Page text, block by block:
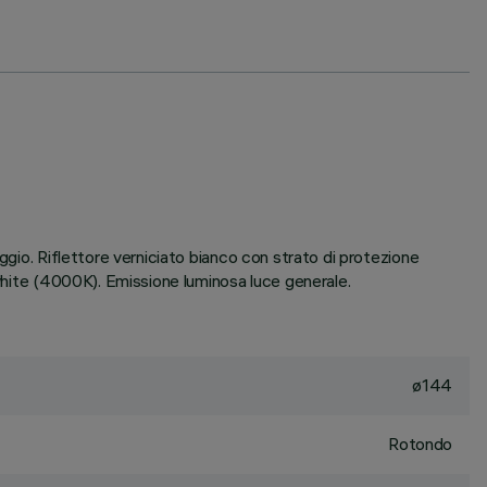
Riflettore verniciato bianco con strato di protezione
(4000K). Emissione luminosa luce generale.
ø144
Rotondo